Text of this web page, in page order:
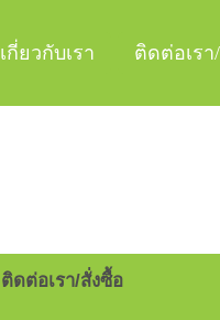
เกี่ยวกับเรา ติดต่อเรา
ติดต่อเรา/สั่งซื้อ